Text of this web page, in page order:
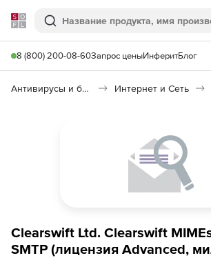
Softline
Поиск
8 (800) 200-08-60Запрос ценыИнферитБлог
Антивирусы и безопасность Интернет и Сеть
Clearswift Ltd. Clearswift
SMTP (лицензия Advanced,